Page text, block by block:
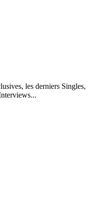
les derniers Singles,